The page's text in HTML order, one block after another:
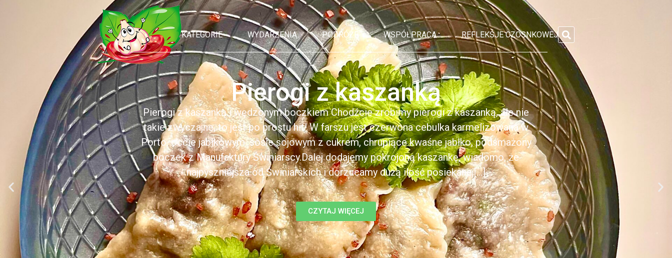
KATEGORIE WYDARZENIA PODRÓŻE WSPÓŁPRACA REFLEKSJE CZOSNKOWEJ
Pierogi z kaszanką
Pierogi z kaszanką i wędzonym boczkiem Chodźcie zrobimy pierogi z kaszanką, ale nie
takie zwyczajne, to jest po prostu hit! W farszu jest czerwona cebulka karmelizowana w
Porto, occie jabłkowym, sosie sojowym z cukrem, chrupiące kwaśne jabłko, podsmażony
boczek z Manufaktury Świniarscy.Dalej dodajemy pokrojoną kaszankę, wiadomo, że
najpyszniejsza od Świniarskich i dorzucamy dużą ilość posiekanej[...]
CZYTAJ WIĘCEJ